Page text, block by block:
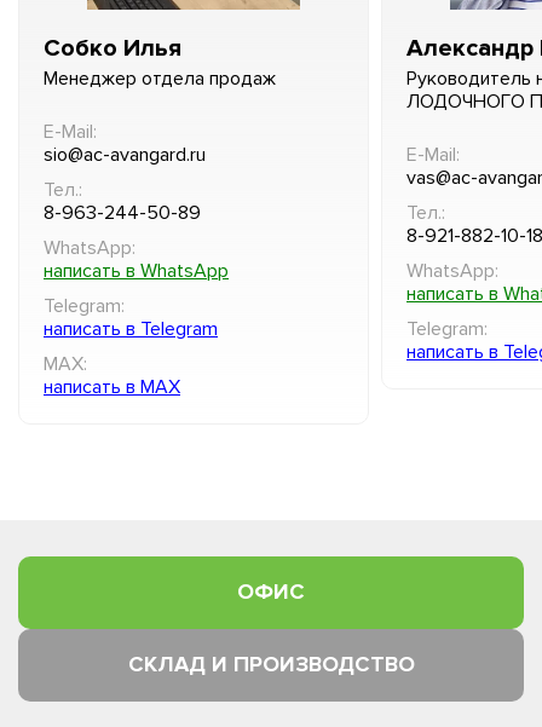
Собко Илья
Менеджер отдела продаж
E-Mail:
sio@ac-avangard.ru
Тел.:
8-963-244-50-89
WhatsApp:
написать в WhatsApp
Telegram:
написать в Telegram
MAX:
написать в MAX
Александр
Руководитель
ЛОДОЧНОГО
E-Mail:
vas@ac-
Тел.:
8-921-882-10-18
WhatsApp:
написать в
Telegram:
написать в
ОФИС
СКЛАД И ПРОИЗВОДСТВО